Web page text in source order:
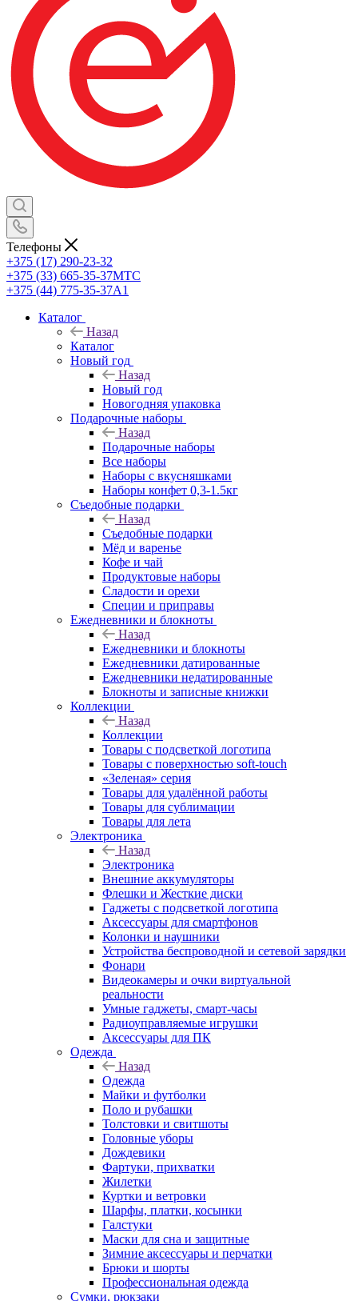
Телефоны
+375 (17) 290-23-32
+375 (33) 665-35-37МТС
+375 (44) 775-35-37А1
Каталог
Назад
Каталог
Новый год
Назад
Новый год
Новогодняя упаковка
Подарочные наборы
Назад
Подарочные наборы
Все наборы
Наборы с вкусняшками
Наборы конфет 0,3-1.5кг
Съедобные подарки
Назад
Съедобные подарки
Мёд и варенье
Кофе и чай
Продуктовые наборы
Сладости и орехи
Специи и приправы
Ежедневники и блокноты
Назад
Ежедневники и блокноты
Ежедневники датированные
Ежедневники недатированные
Блокноты и записные книжки
Коллекции
Назад
Коллекции
Товары с подсветкой логотипа
Товары с поверхностью soft-touch
«Зеленая» серия
Товары для удалённой работы
Товары для сублимации
Товары для лета
Электроника
Назад
Электроника
Внешние аккумуляторы
Флешки и Жесткие диски
Гаджеты с подсветкой логотипа
Аксессуары для смартфонов
Колонки и наушники
Устройства беспроводной и сетевой зарядки
Фонари
Видеокамеры и очки виртуальной
реальности
Умные гаджеты, смарт-часы
Радиоуправляемые игрушки
Аксессуары для ПК
Одежда
Назад
Одежда
Майки и футболки
Поло и рубашки
Толстовки и свитшоты
Головные уборы
Дождевики
Фартуки, прихватки
Жилетки
Куртки и ветровки
Шарфы, платки, косынки
Галстуки
Маски для сна и защитные
Зимние аксессуары и перчатки
Брюки и шорты
Профессиональная одежда
Сумки, рюкзаки